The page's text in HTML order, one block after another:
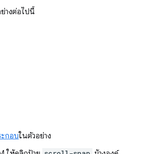
างต่อไปนี้
กอบในตัวอย่าง